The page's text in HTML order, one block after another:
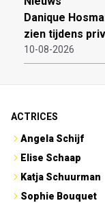
Danique
zien tijdens
10-08-2026
ACTRICES
Angela Schijf
Elise Schaap
Katja Schuurman
Sophie Bouquet